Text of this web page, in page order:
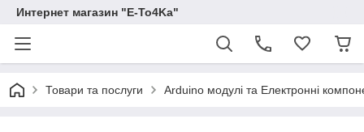
Интернет магазин "E-To4Ka"
Товари та послуги Arduino модулі та Електронні